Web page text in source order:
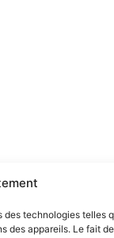
des technologies telles
des appareils. Le fait